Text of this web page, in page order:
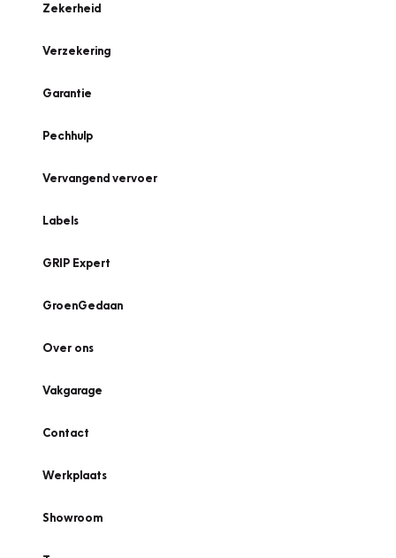
Zekerheid
Verzekering
Garantie
Pechhulp
Vervangend vervoer
Labels
GRIP Expert
GroenGedaan
Over ons
Vakgarage
Contact
Werkplaats
Showroom